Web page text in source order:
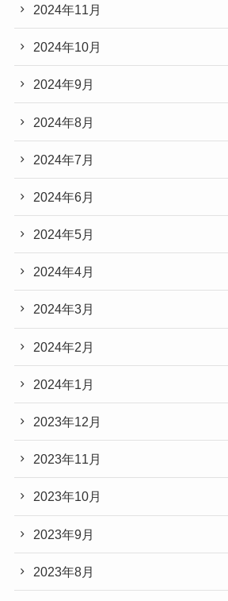
2024年11月
2024年10月
2024年9月
2024年8月
2024年7月
2024年6月
2024年5月
2024年4月
2024年3月
2024年2月
2024年1月
2023年12月
2023年11月
2023年10月
2023年9月
2023年8月